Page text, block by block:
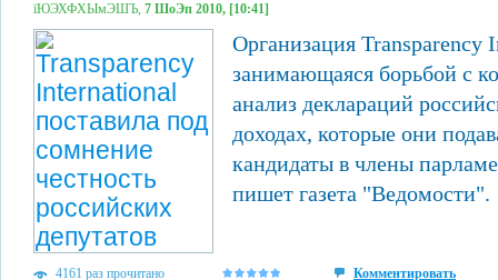
їЮЭХФХЫмЭШЪ, 7 ШоЭп 2010, [10:41]
Организация Transparency
занимающаяся борьбой с
анализ деклараций
доходах, которые они
кандидаты в члены
пишет газета "Ведомости".
4161 раз прочитано Комментировать